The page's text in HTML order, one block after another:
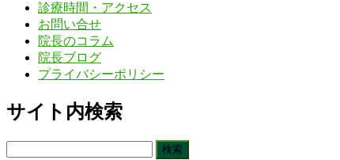
診療時間・アクセス
お問い合せ
院長のコラム
院長ブログ
プライバシーポリシー
サイト内検索